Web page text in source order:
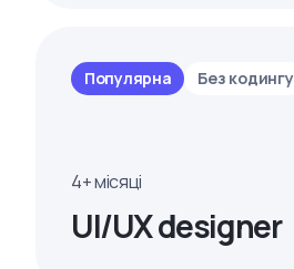
Популярна Без кодингу
4+ місяці
UI/UX designer